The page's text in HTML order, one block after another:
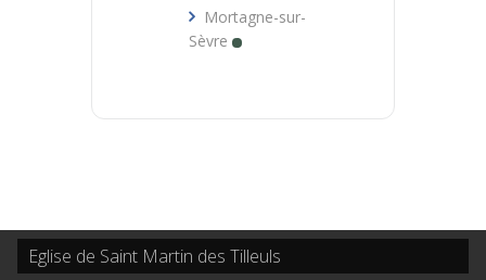
Mortagne-sur-
Sèvre
Eglise de Saint Martin des Tilleuls